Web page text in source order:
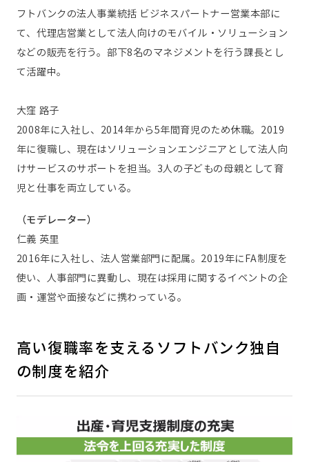
フトバンクの法人事業統括 ビジネスパートナー営業本部に
て、代理店営業として法人向けのモバイル・ソリューション
などの販売を行う。部下8名のマネジメントを行う課長とし
て活躍中。
大窪 路子
2008年に入社し、2014年から5年間育児のため休職。2019
年に復職し、現在はソリューションエンジニアとして法人向
けサービスのサポートを担当。3人の子どもの母親として育
児と仕事を両立している。
（モデレーター）
仁義 英里
2016年に入社し、法人営業部門に配属。2019年にFA制度を
使い、人事部門に異動し、現在は採用に関するイベントの企
画・運営や面接などに携わっている。
高い復職率を支えるソフトバンク独自
の制度を紹介